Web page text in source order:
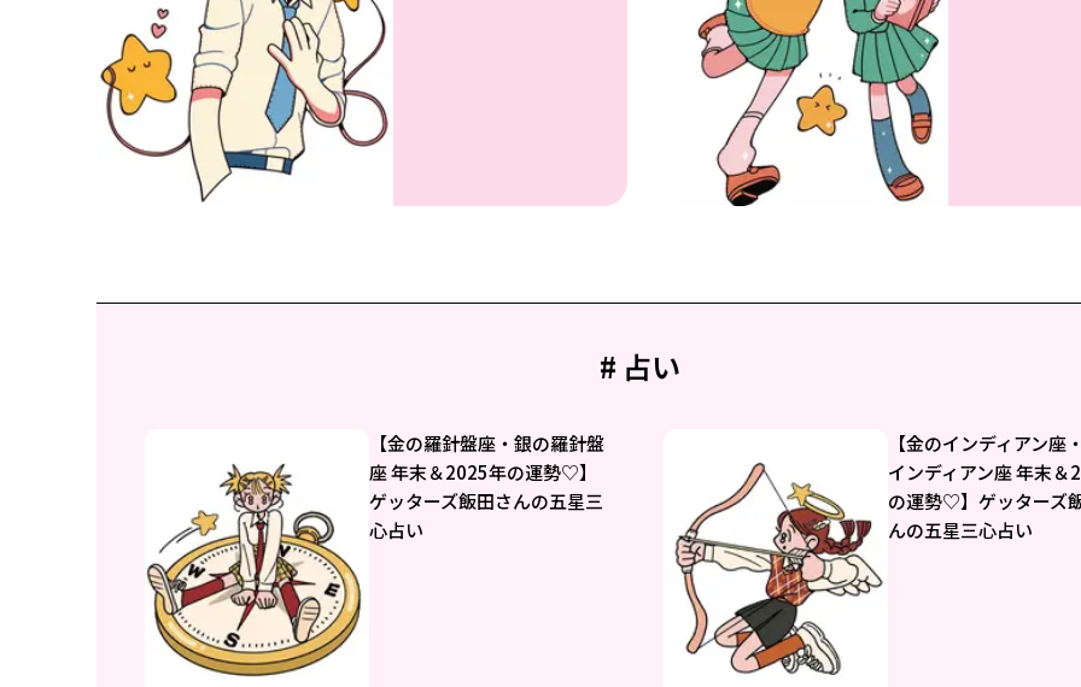
# 占い
【金の羅針盤座・銀の羅針盤
座 年末＆2025年の運勢♡】
ゲッターズ飯田さんの五星三
心占い
【金のインディアン座
インディアン座 年末＆
の運勢♡】ゲッターズ
んの五星三心占い